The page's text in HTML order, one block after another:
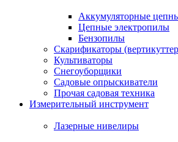
Аккумуляторные
Цепные электропилы
Бензопилы
Скарификаторы
Культиваторы
Снегоуборщики
Садовые опрыскиватели
Прочая садовая техника
Измерительный инструмент
Лазерные нивелиры